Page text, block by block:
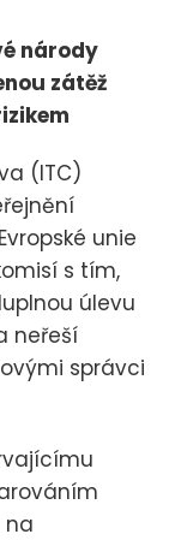
národy
zátěž
(ITC)
unie
s tím,
úlevu
neřeší
správci
na